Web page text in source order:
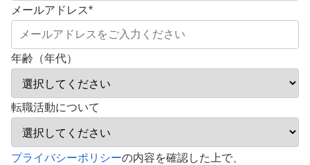
メールアドレス*
年齢（年代）
転職活動について
こ
プライバシーポリシーの内容を確認した上で、